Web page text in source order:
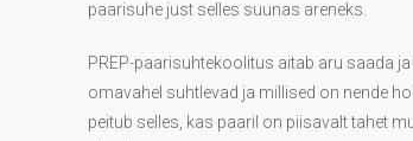
paarisuhe just selles suunas areneks.
PREP-paarisuhtekoolitus aitab aru saada
omavahel suhtlevad ja millised on nende
peitub selles, kas paaril on piisavalt tahet